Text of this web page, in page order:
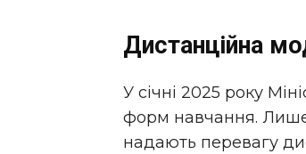
Дистанційна
У січні 2025 року
форм навчання. Лише
надають перевагу